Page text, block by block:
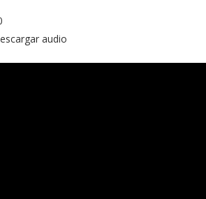
audio